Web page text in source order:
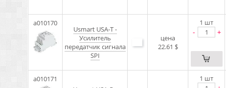
a010170
Usmart USA-T -
Усилитель
передатчик сигнала
SPI
цена
22.61 $
1 шт
- +
a010171
1 шт